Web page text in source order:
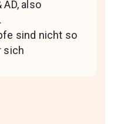
AD, also
sind nicht so
sich